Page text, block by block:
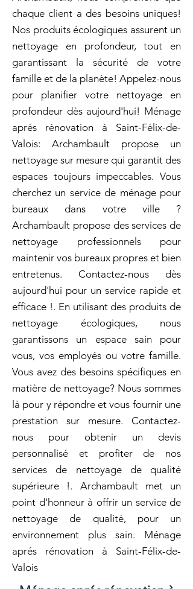
chaque client a des besoins uniques!
Nos produits écologiques assurent un
nettoyage en profondeur, tout en
garantissant la sécurité de votre
famille et de la planète! Appelez-nous
pour planifier votre nettoyage en
profondeur dès aujourd'hui! Ménage
aprés rénovation à Saint-Félix-de-
Valois: Archambault propose un
nettoyage sur mesure qui garantit des
espaces toujours impeccables. Vous
cherchez un service de ménage pour
bureaux dans votre ville ?
Archambault propose des services de
nettoyage professionnels pour
maintenir vos bureaux propres et bien
entretenus. Contactez-nous dès
aujourd'hui pour un service rapide et
efficace !. En utilisant des produits de
nettoyage écologiques, nous
garantissons un espace sain pour
vous, vos employés ou votre famille.
Vous avez des besoins spécifiques en
matière de nettoyage? Nous sommes
là pour y répondre et vous fournir une
prestation sur mesure. Contactez-
nous pour obtenir un devis
personnalisé et profiter de nos
services de nettoyage de qualité
supérieure !. Archambault met un
point d'honneur à offrir un service de
nettoyage de qualité, pour un
environnement plus sain. Ménage
aprés rénovation à Saint-Félix-de-
Valois